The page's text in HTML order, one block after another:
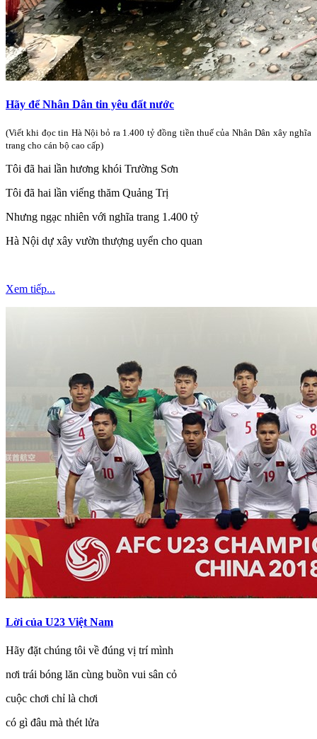
Hãy để Nhân Dân tin yêu đất nước
(Viết khi đọc tin Hà Nội bỏ ra 1.400 tỷ đồng tiền thuế của Nhân Dân xây nghĩa
trang cho cán bộ cao cấp)
Tôi đã hai lần hương khói Trường Sơn
Tôi đã hai lần viếng thăm Quảng Trị
Nhưng ngạc nhiên với nghĩa trang 1.400 tỷ
Hà Nội dự xây vườn thượng uyển cho quan
Xem tiếp...
Lời của U23 Việt Nam
Hãy đặt chúng tôi về đúng vị trí mình
nơi trái bóng lăn cùng buồn vui sân cỏ
cuộc chơi chỉ là chơi
có gì đâu mà thét lửa